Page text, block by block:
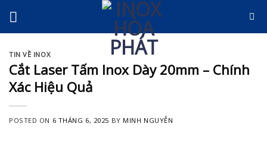
content
TIN VỀ INOX
Cắt Laser Tấm Inox Dày 20mm – Chính
Xác Hiệu Quả
POSTED ON 6 THÁNG 6, 2025 BY MINH NGUYỄN